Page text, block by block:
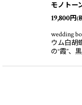
モノトー
19,800円(
wedding
ウム白胡
の“霞”、